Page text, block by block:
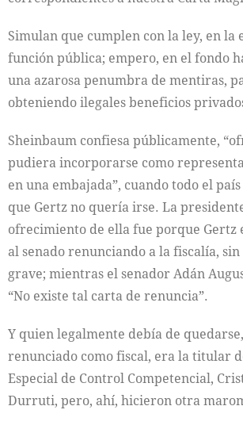
Simulan que cumplen con la ley, en la
función pública; empero, en el fondo
una azarosa penumbra de mentiras,
obteniendo ilegales beneficios
Sheinbaum confiesa públicamente,
pudiera incorporarse como
en una embajada”, cuando todo el
que Gertz no quería irse. La
ofrecimiento de ella fue porque Gertz
al senado renunciando a la fiscalía,
grave; mientras el senador Adán
“No existe tal carta de renuncia”.
Y quien legalmente debía de
renunciado como fiscal, era la titular
Especial de Control Competencial,
Durruti, pero, ahí, hicieron otra